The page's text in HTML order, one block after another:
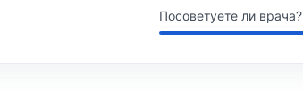
Посоветуете ли врача?